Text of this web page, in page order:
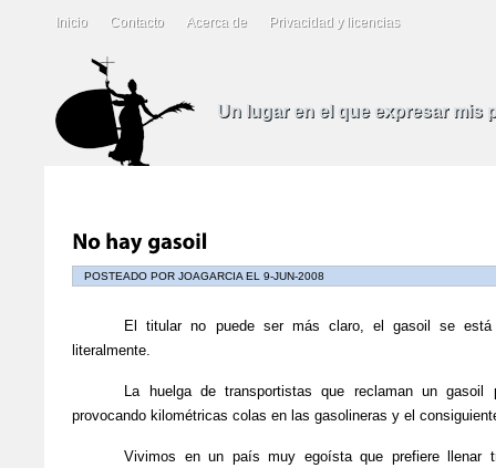
Inicio Contacto Acerca de Privacidad y licencias
Un lugar en el que expresar mis
POSTEADO POR JOAGARCIA EL 9-JUN-2008
El titular no puede ser más claro, el gasoil se está
literalmente.
La huelga de transportistas que reclaman un
provocando kilométricas colas en las gasolineras y el
Vivimos en un país muy egoísta que prefiere llenar